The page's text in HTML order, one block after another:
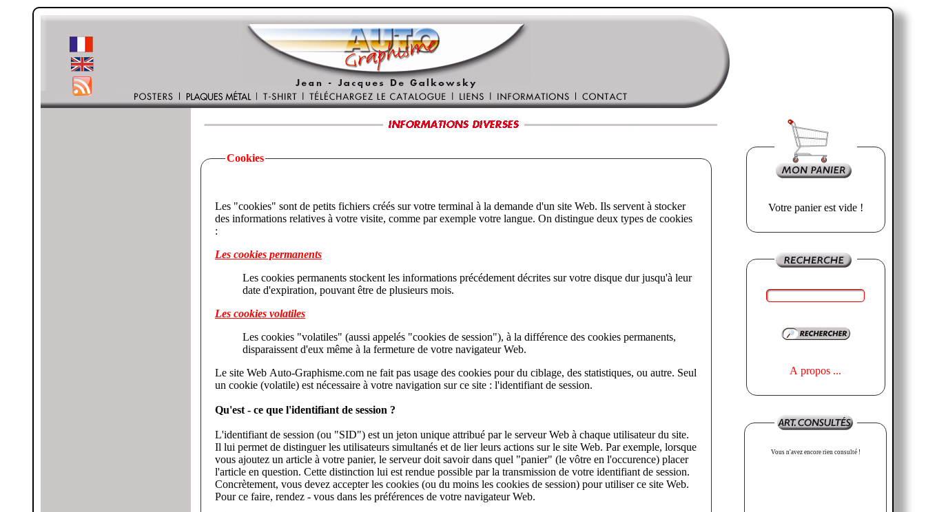
Votre panier est vide !
A propos ...
Vous n'avez encore rien consulté !
Cookies
Les "cookies" sont de petits fichiers créés sur votre terminal à la demande d'un site Web. Ils servent à stocker
des informations relatives à votre visite, comme par exemple votre langue. On distingue deux types de cookies
:
Les cookies permanents
Les cookies permanents stockent les informations précédement décrites sur votre disque dur jusqu'à leur
date d'expiration, pouvant être de plusieurs mois.
Les cookies volatiles
Les cookies "volatiles" (aussi appelés "cookies de session"), à la différence des cookies permanents,
disparaissent d'eux même à la fermeture de votre navigateur Web.
Le site Web Auto-Graphisme.com ne fait pas usage des cookies pour du ciblage, des statistiques, ou autre. Seul
un cookie (volatile) est nécessaire à votre navigation sur ce site : l'identifiant de session.
Qu'est - ce que l'identifiant de session ?
L'identifiant de session (ou "SID") est un jeton unique attribué par le serveur Web à chaque utilisateur du site.
Il lui permet de distinguer les utilisateurs simultanés et de lier leurs actions sur le site Web. Par exemple, lorsque
vous ajoutez un article à votre panier, le serveur doit savoir dans quel "panier" (le vôtre en l'occurence) placer
l'article en question. Cette distinction lui est rendue possible par la transmission de votre identifiant de session.
Concrètement, vous devez accepter les cookies (ou du moins les cookies de session) pour utiliser ce site Web.
Pour ce faire, rendez - vous dans les préférences de votre navigateur Web.